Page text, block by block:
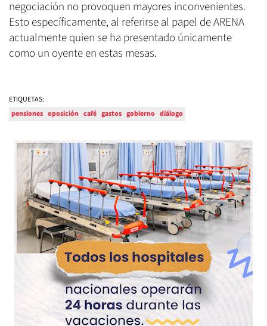
negociación no provoquen mayores inconvenientes.
Esto específicamente, al referirse al papel de ARENA
actualmente quien se ha presentado únicamente
como un oyente en estas mesas.
ETIQUETAS:
pensiones oposición café gastos gobierno diálogo